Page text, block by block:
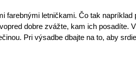
letničkami. Čo tak napríklad
dobre zvážte, kam ich posadíte.
Pri výsadbe dbajte na to, aby